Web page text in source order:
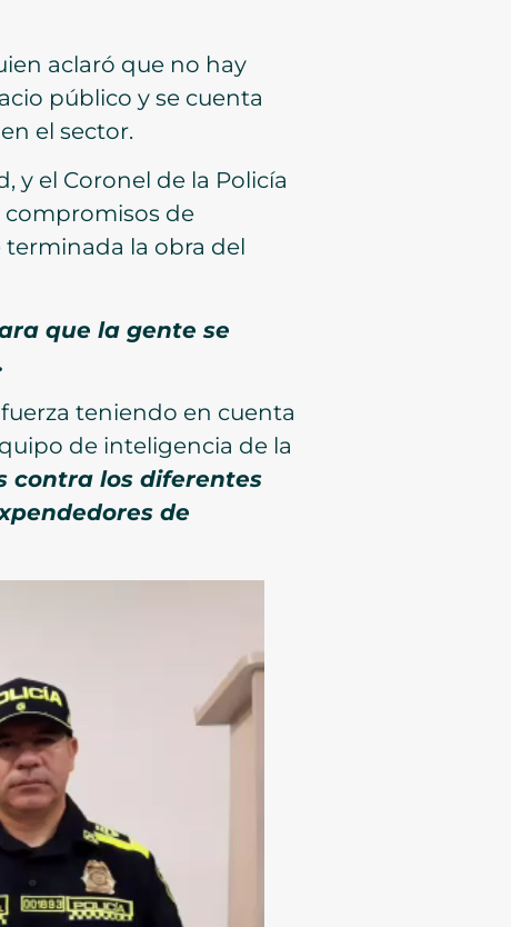
aclaró que no hay
público y se cuenta
el sector.
y el Coronel de la Policía
compromisos de
terminada la obra del
que la gente se
teniendo en cuenta
de inteligencia de la
contra los diferentes
de